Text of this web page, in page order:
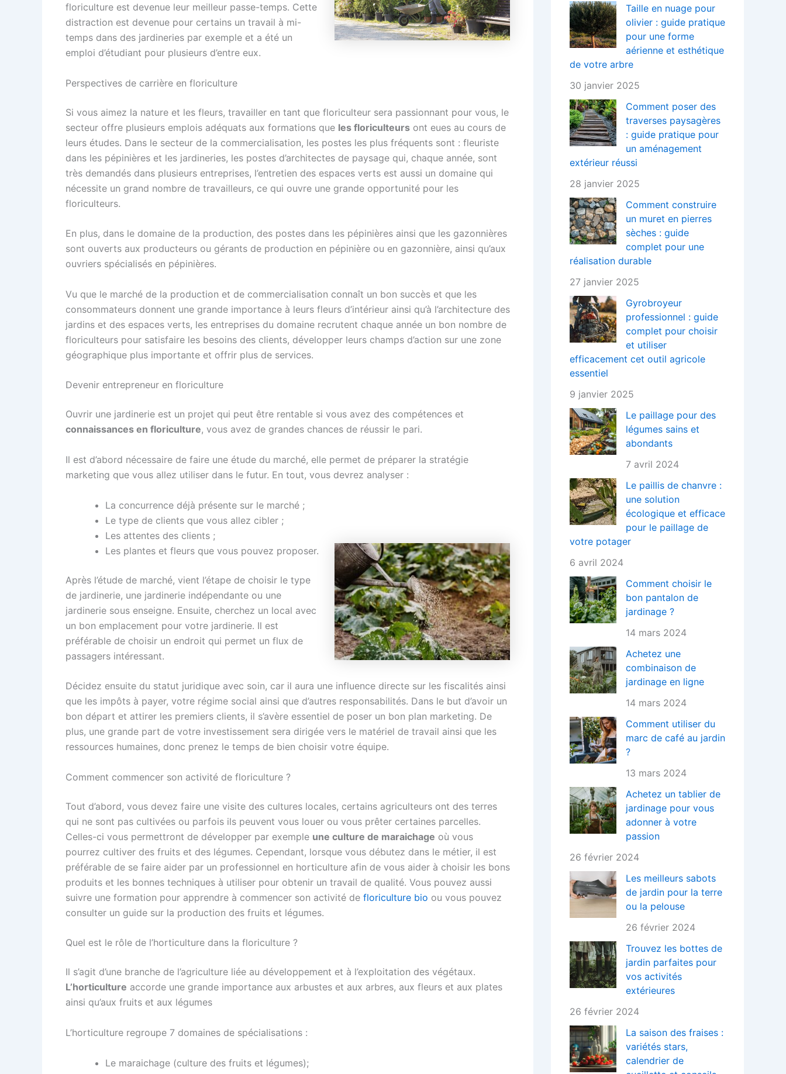
floriculture est devenue leur meilleur passe-temps. Cette
distraction est devenue pour certains un travail à mi-
temps dans des jardineries par exemple et a été un
emploi d’étudiant pour plusieurs d’entre eux.
Perspectives de carrière en floriculture
Si vous aimez la nature et les fleurs, travailler en tant que floriculteur sera passionnant pour vous, le
secteur offre plusieurs emplois adéquats aux formations que les floriculteurs ont eues au cours de
leurs études. Dans le secteur de la commercialisation, les postes les plus fréquents sont : fleuriste
dans les pépinières et les jardineries, les postes d’architectes de paysage qui, chaque année, sont
très demandés dans plusieurs entreprises, l’entretien des espaces verts est aussi un domaine qui
nécessite un grand nombre de travailleurs, ce qui ouvre une grande opportunité pour les
floriculteurs.
En plus, dans le domaine de la production, des postes dans les pépinières ainsi que les gazonnières
sont ouverts aux producteurs ou gérants de production en pépinière ou en gazonnière, ainsi qu’aux
ouvriers spécialisés en pépinières.
Vu que le marché de la production et de commercialisation connaît un bon succès et que les
consommateurs donnent une grande importance à leurs fleurs d’intérieur ainsi qu’à l’architecture des
jardins et des espaces verts, les entreprises du domaine recrutent chaque année un bon nombre de
floriculteurs pour satisfaire les besoins des clients, développer leurs champs d’action sur une zone
géographique plus importante et offrir plus de services.
Devenir entrepreneur en floriculture
Ouvrir une jardinerie est un projet qui peut être rentable si vous avez des compétences et
connaissances en floriculture, vous avez de grandes chances de réussir le pari.
Il est d’abord nécessaire de faire une étude du marché, elle permet de préparer la stratégie
marketing que vous allez utiliser dans le futur. En tout, vous devrez analyser :
La concurrence déjà présente sur le marché ;
Le type de clients que vous allez cibler ;
Les attentes des clients ;
Les plantes et fleurs que vous pouvez proposer.
Après l’étude de marché, vient l’étape de choisir le type
de jardinerie, une jardinerie indépendante ou une
jardinerie sous enseigne. Ensuite, cherchez un local avec
un bon emplacement pour votre jardinerie. Il est
préférable de choisir un endroit qui permet un flux de
passagers intéressant.
Décidez ensuite du statut juridique avec soin, car il aura une influence directe sur les fiscalités ainsi
que les impôts à payer, votre régime social ainsi que d’autres responsabilités. Dans le but d’avoir un
bon départ et attirer les premiers clients, il s’avère essentiel de poser un bon plan marketing. De
plus, une grande part de votre investissement sera dirigée vers le matériel de travail ainsi que les
ressources humaines, donc prenez le temps de bien choisir votre équipe.
Comment commencer son activité de floriculture ?
Tout d’abord, vous devez faire une visite des cultures locales, certains agriculteurs ont des terres
qui ne sont pas cultivées ou parfois ils peuvent vous louer ou vous prêter certaines parcelles.
Celles-ci vous permettront de développer par exemple une culture de maraichage où vous
pourrez cultiver des fruits et des légumes. Cependant, lorsque vous débutez dans le métier, il est
préférable de se faire aider par un professionnel en horticulture afin de vous aider à choisir les bons
produits et les bonnes techniques à utiliser pour obtenir un travail de qualité. Vous pouvez aussi
suivre une formation pour apprendre à commencer son activité de floriculture bio ou vous pouvez
consulter un guide sur la production des fruits et légumes.
Quel est le rôle de l’horticulture dans la floriculture ?
Il s’agit d’une branche de l’agriculture liée au développement et à l’exploitation des végétaux.
L’horticulture accorde une grande importance aux arbustes et aux arbres, aux fleurs et aux plates
ainsi qu’aux fruits et aux légumes
L’horticulture regroupe 7 domaines de spécialisations :
Le maraichage (culture des fruits et légumes);
Taille en nuage pour
olivier : guide pratique
pour une forme
aérienne et esthétique
de votre arbre
30 janvier 2025
Comment poser des
traverses paysagères
: guide pratique pour
un aménagement
extérieur réussi
28 janvier 2025
Comment construire
un muret en pierres
sèches : guide
complet pour une
réalisation durable
27 janvier 2025
Gyrobroyeur
professionnel : guide
complet pour choisir
et utiliser
efficacement cet outil agricole
essentiel
9 janvier 2025
Le paillage pour des
légumes sains et
abondants
7 avril 2024
Le paillis de chanvre :
une solution
écologique et efficace
pour le paillage de
votre potager
6 avril 2024
Comment choisir le
bon pantalon de
jardinage ?
14 mars 2024
Achetez une
combinaison de
jardinage en ligne
14 mars 2024
Comment utiliser du
marc de café au jardin
?
13 mars 2024
Achetez un tablier de
jardinage pour vous
adonner à votre
passion
26 février 2024
Les meilleurs sabots
de jardin pour la terre
ou la pelouse
26 février 2024
Trouvez les bottes de
jardin parfaites pour
vos activités
extérieures
26 février 2024
La saison des fraises :
variétés stars,
calendrier de